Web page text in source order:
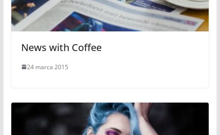
News with Coffee
24 marca 2015